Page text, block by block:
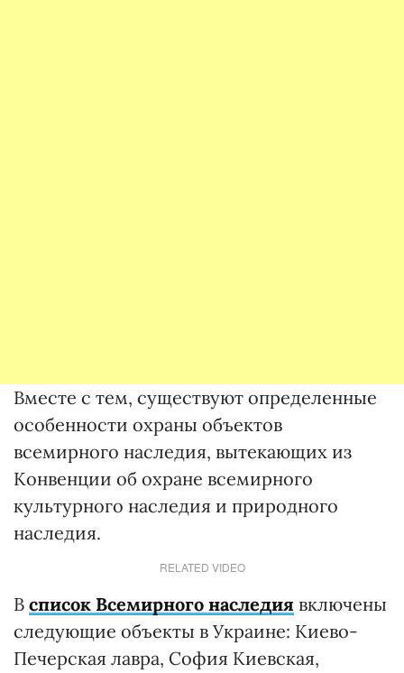
Вместе с тем, существуют определенные
особенности охраны объектов
всемирного наследия, вытекающих из
Конвенции об охране всемирного
культурного наследия и природного
наследия.
RELATED VIDEO
В список Всемирного наследия включены
следующие объекты в Украине: Киево-
Печерская лавра, София Киевская,